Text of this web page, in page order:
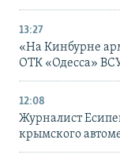
13:27
«На Кинбурне
ОТК «Одесса»
12:08
Журналист
крымского